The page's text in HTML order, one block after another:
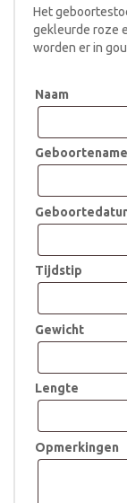
Het
gekleurde roze
worden er in
Naam
Tijdstip
Gewicht
Lengte
Opmerkingen